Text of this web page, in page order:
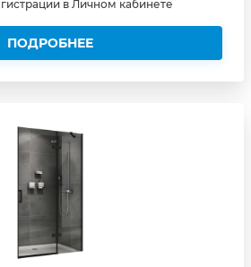
в Личном кабинете
ПОДРОБНЕЕ